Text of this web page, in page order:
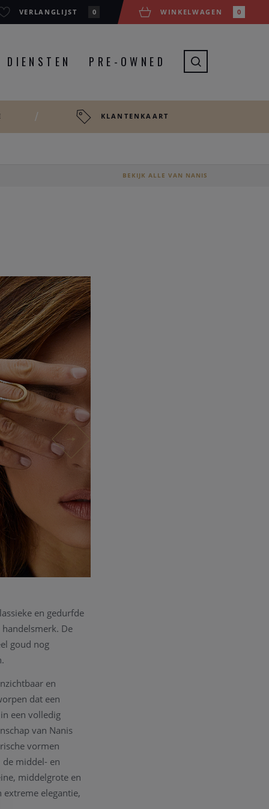
VERLANGLIJST 0 WINKELWAGEN 0
DIENSTEN PRE-OWNED
KLANTENKAART
BEKIJK ALLE VAN NANIS
en gedurfde
De
goud nog
en
dat een
een volledig
van Nanis
vormen
de middel- en
middelgrote en
elegantie,